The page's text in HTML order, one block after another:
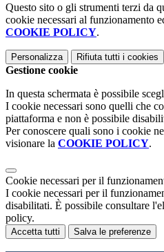
Questo sito o gli strumenti terzi da
cookie necessari al funzionamento
COOKIE POLICY.
Personalizza Rifiuta tutti i cookies
Gestione cookie
In questa schermata è possibile
I cookie necessari sono quelli che
piattaforma e non è possibile
Per conoscere quali sono i cookie
visionare la COOKIE POLICY.
Cookie necessari per il
I cookie necessari per il
disabilitati. È possibile consultare
policy.
Accetta tutti Salva le preferenze